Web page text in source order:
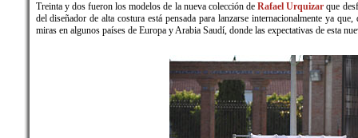
Treinta y dos fueron los modelos de la nueva colección deRafael Urquizar que
del diseñador de alta costura está pensada para lanzarse internacionalmente ya
miras en algunos países de Europa y Arabia Saudí, donde las expectativas de esta